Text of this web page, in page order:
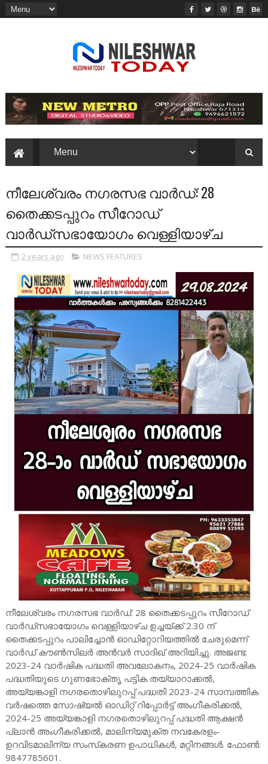
നീലേശ്വരം നഗരസഭ വാര്‍ഡ്‌: 28
തൈക്കടപ്പുറം സീറോഡ്‌
വാര്‍ഡ്‌സഭായോഗം വെള്ളിയാഴ്‌ച
2 years ago NEWS FEATURES
നീലേശ്വരം നഗരസഭ വാര്‍ഡ്‌: 28 തൈക്കടപ്പുറം സീറോഡ്‌
വാര്‍ഡ്‌സഭായോഗം വെള്ളിയാഴ്‌ച ഉച്ചയ്‌ക്ക്‌ 2.30 ന്‌
തൈക്കടപ്പുറം പാലിച്ചോന്‍ ഓഡിറ്റോറിയത്തില്‍ ചേരുമെന്ന്‌
വാര്‍ഡ്‌ കൗണ്‍സിലര്‍ അന്‍വര്‍ സാദിഖ്‌ അറിയിച്ചു. അജണ്ട:
2023-24 വാര്‍ഷിക പദ്ധതി അവലോകനം, 2024-25 വാര്‍ഷിക
പദ്ധതിയുടെ ഗുണഭോക്തൃ പട്ടിക തയ്യാറാക്കല്‍,
അയ്യങ്കാളി നഗരതൊഴിലുറപ്പ്‌ പദ്ധതി 2023-24 സാമ്പത്തിക
വര്‍ഷത്തെ സോഷ്യല്‍ ഓഡിറ്റ്‌ റിപ്പോര്‍ട്ട്‌ അംഗീകരിക്കല്‍,
2024-25 അയ്യങ്കാളി നഗരതൊഴിലുറപ്പ്‌ പദ്ധതി ആക്ഷന്‍
പ്ലാന്‍ അംഗീകരിക്കൽ, മാലിന്യമുക്ത നവകേരളം-
ഉറവിടമാലിന്യ സംസ്‌കരണ ഉപാധികള്‍, മറ്റിനങ്ങള്‍. ഫോണ്‍:
9847785601.